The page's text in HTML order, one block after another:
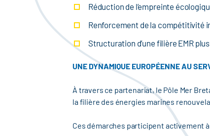
Réduction de l’empreinte
Renforcement de la compétitivité
Structuration d’une filière EMR
UNE DYNAMIQUE EUROPÉENNE AU
À travers ce partenariat, le Pôle Mer
la filière des énergies marines
Ces démarches participent activement